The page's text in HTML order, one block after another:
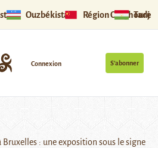
Ouzbékistan Région Ouïghoure
S’abonner
Connexion
Bruxelles : une exposition sous le signe